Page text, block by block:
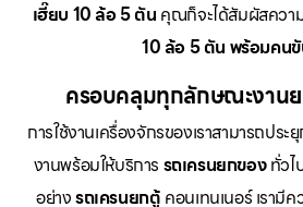
เฮี๊ยบ 10 ล้อ 5 ตัน คุณก็จะได้สัมผัสควา
10 ล้อ 5 ตัน พร้อมคน
ครอบคลุมทุกลักษณะงาน
การใช้งานเครื่องจักรของเราสามารถป
งานพร้อมให้บริการ รถเครนยกของทั่วไ
อย่างรถเครนยกตู้ คอนเทนเนอร์ เรามี